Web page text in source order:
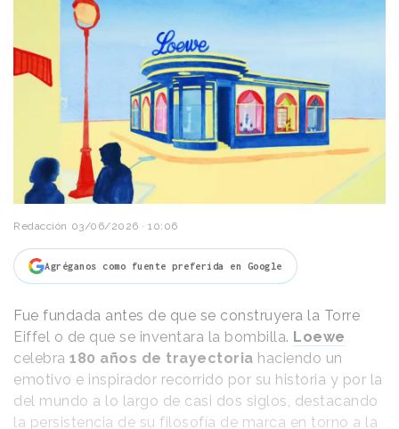
Redacción 03/06/2026 · 10:06
Agréganos como fuente preferida en Google
Fue fundada antes de que se construyera la Torre
Eiffel o de que se inventara la bombilla. Loewe
celebra 180 años de trayectoria haciendo un
emotivo e inspirador recorrido por su historia y por la
del mundo a lo largo de casi dos siglos, destacando
la persistencia de su filosofía de marca en torno a la